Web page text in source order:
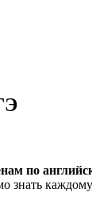
по
каждому,